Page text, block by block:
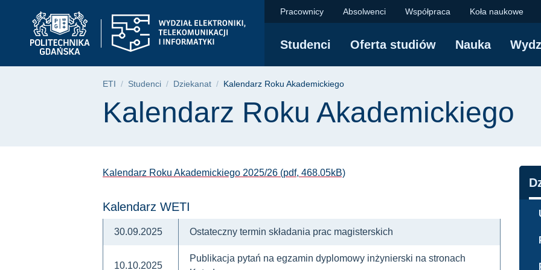
głównego
wyszukiwarki
Kalendarz Roku Akademickiego |
Pracownicy Absolwenci Współpraca Koła naukowe
Studenci Oferta studiów Nauka
Ścieżka nawigacyjna
ETI Studenci Dziekanat Kalendarz Roku Akademickiego
Treść strony
Kalendarz Roku Akademickiego
Kalendarz Roku Akademickiego 2025/26 (pdf, 468.05kB)
Kalendarz WETI
30.09.2025 Ostateczny termin składania prac magisterskich
10.10.2025
Publikacja pytań na egzamin dyplomowy inżynierski na stronach